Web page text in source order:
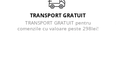
TRANSPORT GRATUIT
TRANSPORT GRATUIT pentru
comenzile cu valoare peste 298lei!